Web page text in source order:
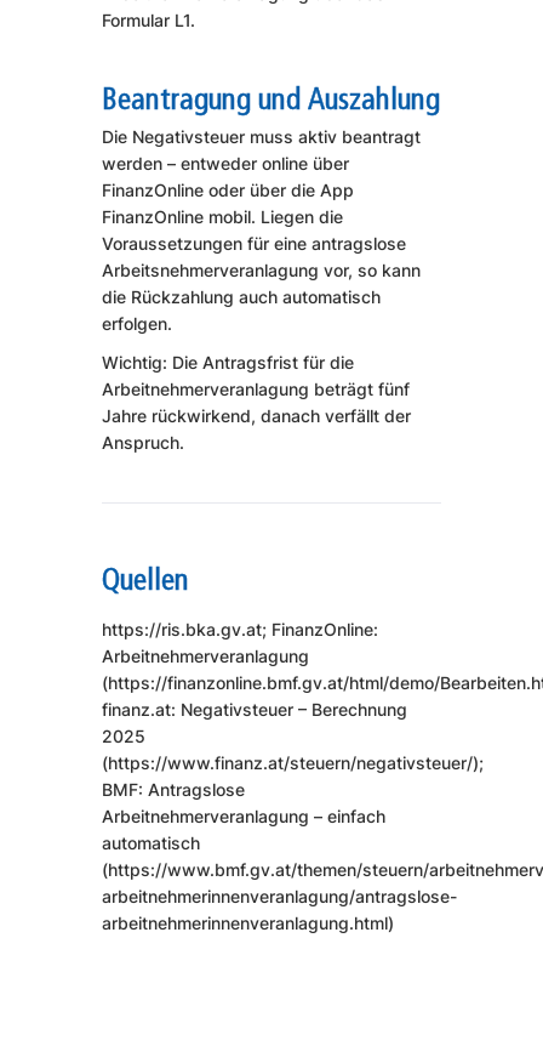
Formular L1.
Beantragung und Auszahlung
Die Negativsteuer muss aktiv beantragt
werden – entweder online über
FinanzOnline oder über die App
FinanzOnline mobil. Liegen die
Voraussetzungen für eine antragslose
Arbeitsnehmerveranlagung vor, so kann
die Rückzahlung auch automatisch
erfolgen.
Wichtig: Die Antragsfrist für die
Arbeitnehmerveranlagung beträgt fünf
Jahre rückwirkend, danach verfällt der
Anspruch.
Quellen
https://ris.bka.gv.at; FinanzOnline:
Arbeitnehmerveranlagung
(https://finanzonline.bmf.gv.at/html/demo/
finanz.at: Negativsteuer – Berechnung
2025
(https://www.finanz.at/steuern/negativsteuer/);
BMF: Antragslose
Arbeitnehmerveranlagung – einfach
automatisch
(https://www.bmf.gv.at/themen/steuern/
arbeitnehmerinnenveranlagung/antragslose-
arbeitnehmerinnenveranlagung.html)